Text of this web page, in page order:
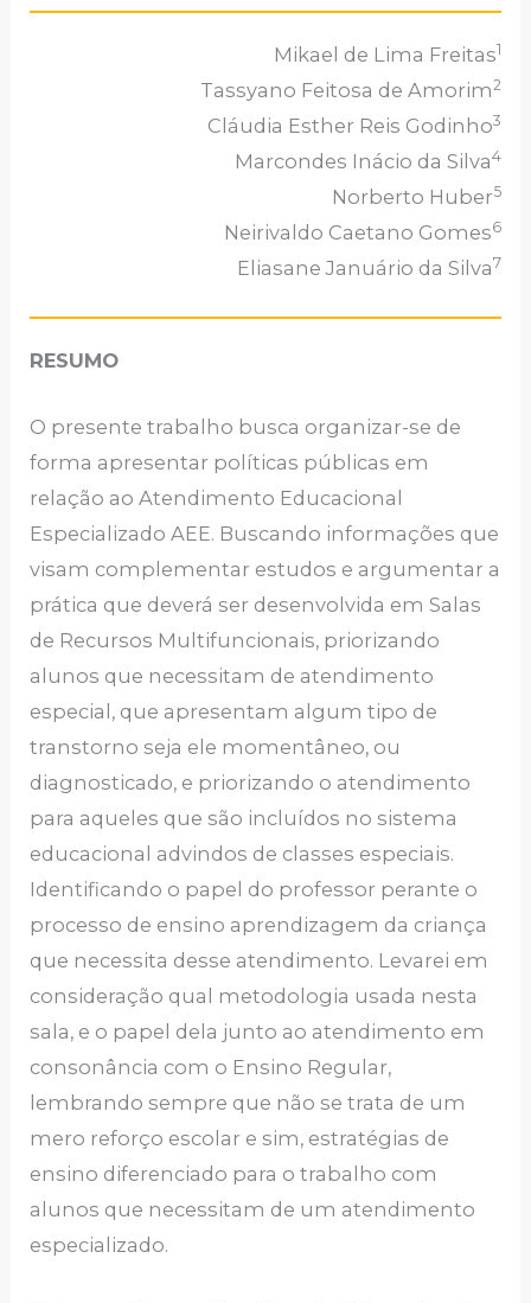
Mikael de Lima Freitas1
Tassyano Feitosa de Amorim2
Cláudia Esther Reis Godinho3
Marcondes Inácio da Silva4
Norberto Huber5
Neirivaldo Caetano Gomes6
Eliasane Januário da Silva7
RESUMO
O presente trabalho busca organizar-se de
forma apresentar políticas públicas em
relação ao Atendimento Educacional
Especializado AEE. Buscando informações que
visam complementar estudos e argumentar a
prática que deverá ser desenvolvida em Salas
de Recursos Multifuncionais, priorizando
alunos que necessitam de atendimento
especial, que apresentam algum tipo de
transtorno seja ele momentâneo, ou
diagnosticado, e priorizando o atendimento
para aqueles que são incluídos no sistema
educacional advindos de classes especiais.
Identificando o papel do professor perante o
processo de ensino aprendizagem da criança
que necessita desse atendimento. Levarei em
consideração qual metodologia usada nesta
sala, e o papel dela junto ao atendimento em
consonância com o Ensino Regular,
lembrando sempre que não se trata de um
mero reforço escolar e sim, estratégias de
ensino diferenciado para o trabalho com
alunos que necessitam de um atendimento
especializado.